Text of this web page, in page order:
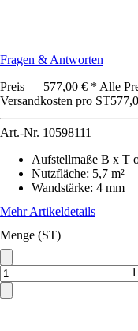
Fragen & Antworten
Preis — 577,00 € * Alle
Versandkosten pro ST
Art.-Nr. 10598111
Aufstellmaße B x T
Nutzfläche: 5,7 m²
Wandstärke: 4 mm
Mehr Artikeldetails
Menge (ST)